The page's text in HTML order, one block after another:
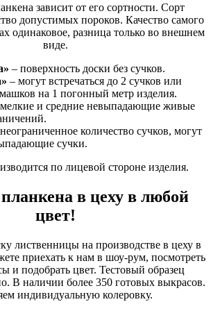
зависит от его сортности. Сорт
допустимых пороков. Качество самого
одинаковое, разница только во внешнем
виде.
– поверхность доски без сучков.
– могут встречаться до 2 сучков или
на 1 погонный метр изделия.
и средние невыпадающие живые
количество сучков, могут
сучки.
по лицевой стороне изделия.
в цеху в любой
цвет!
лиственницы на производстве в цеху в
приехать к нам в шоу-рум, посмотреть
и подобрать цвет. Тестовый образец
В наличии более 350 готовых выкрасов.
индивидуальную колеровку.